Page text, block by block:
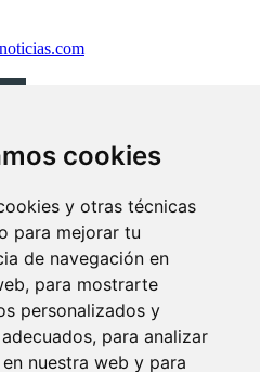
cookies
y otras técnicas
para mejorar tu
de navegación en
para mostrarte
personalizados y
para analizar
nuestra web y para
Iztaccihuatl Norte C.P. 08810